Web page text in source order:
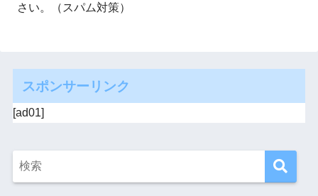
さい。（スパム対策）
スポンサーリンク
[ad01]